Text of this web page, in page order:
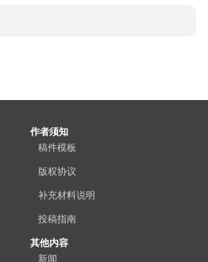
作者须知
稿件模板
版权协议
补充材料说明
投稿指南
其他内容
新闻